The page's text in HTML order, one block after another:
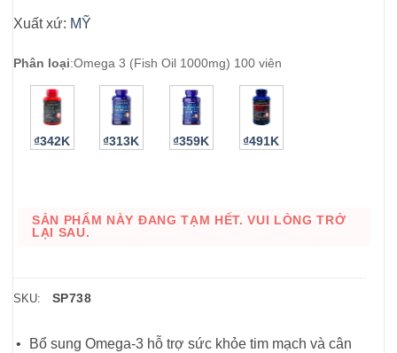
Xuất xứ: MỸ
Phân loại:Omega 3 (Fish Oil 1000mg) 100 viên
₫342K ₫313K ₫359K ₫491K
SẢN PHẨM NÀY ĐANG TẠM HẾT. VUI LÒNG TRỞ
LẠI SAU.
SKU: SP738
Bổ sung Omega-3 hỗ trợ sức khỏe tim mạch và cân